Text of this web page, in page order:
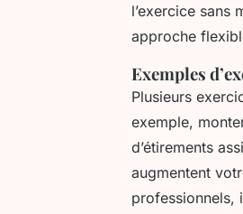
l’exercice sans
approche
Exemples
Plusieurs
exemple,
d’étirements
augmentent
professionnels,